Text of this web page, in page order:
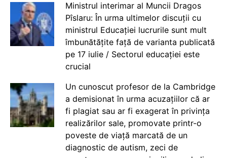
Ministrul interimar al Muncii Dragos
Pîslaru: În urma ultimelor discuții cu
ministrul Educației lucrurile sunt mult
îmbunătățite față de varianta publicată
pe 17 iulie / Sectorul educației este
crucial
Un cunoscut profesor de la Cambridge
a demisionat în urma acuzațiilor că ar
fi plagiat sau ar fi exagerat în privința
realizărilor sale, promovate printr-o
poveste de viață marcată de un
diagnostic de autism, zeci de